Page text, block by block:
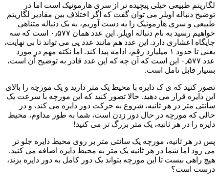
لگاریتم طبیعی خیلی پیچیده تر از سری هارمونیک است اما در
توضیح دنباله اویلر می توان گفت که اگر اختلاف بین مقادیر لگاریتم
طبیعی و سری هارمونیک را به دست آوریم، به یک دنباله متناهی
خواهیم رسید به نام دنباله اویلر. این عدد همان ۰٫۵۷۷ است که سه
جایگاه اعشاری دارد. این عدد هم مانند عدد پی می تواند تا بی نهایت،
یعنی تا حدود ۱ میلیارد رقم، ادامه پیدا کند. اما نکته مهم در مورد
عدد ۰٫۵۷۷ این است که آن چه که این عدد قادر به توضیح آن است،
بسیار قابل تامل است.
تصور کنید که ی ک دایره با محیط یک متر دارید و یک مورچه را بالای
این دایره قرار می دهید. حالا تصور کنید که این مورچه با سرعت یک
سانتی متر در هر ثانیه، شروع به حرکت دور دایره می کند، و در
حالی که مورچه در حال دور زدن است، شما به طور مداوم، محیط
دایره را در هر ثانیه، یک متر بزرگ تر می کنید!
پس در هر ثانیه، مورچه یک سانتی متر بر روی محیط دایره جلو تر
می رود اما شما در هر ثانیه یک متر به محیط دایره اضافه می کنید.
هیچ راهی نیست تا این مورچه بتواند یک دور کامل به دور دایره بزند،
درست است؟